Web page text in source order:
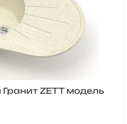
ZETT модель